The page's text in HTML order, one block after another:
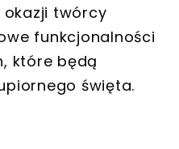
okazji twórcy
funkcjonalności
które będą
święta.